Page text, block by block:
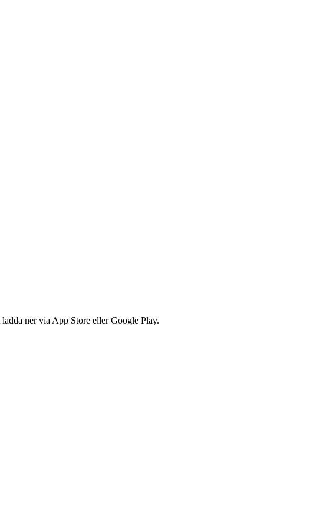
ner via App Store eller Google Play.